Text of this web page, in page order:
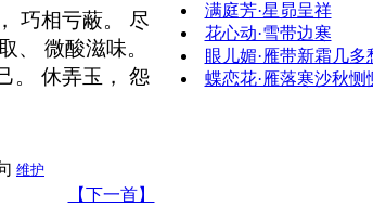
巧相亏蔽。 尽
、 微酸滋味。
。 休弄玉， 怨
维护
【下一首】
满庭芳·星昴呈祥
花心动·雪带边寒
眼儿媚·雁带新霜几多
蝶恋花·雁落寒沙秋恻